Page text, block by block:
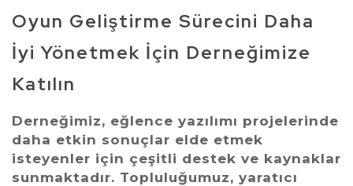
Oyun Geliştirme Sürecini Daha
İyi Yönetmek İçin Derneğimize
Katılın
Derneğimiz, eğlence yazılımı projelerinde
daha etkin sonuçlar elde etmek
isteyenler için çeşitli destek ve kaynaklar
sunmaktadır. Topluluğumuz, yaratıcı